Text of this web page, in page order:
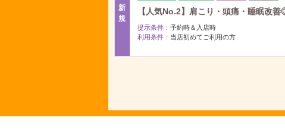
新
規
【人気No.2】肩こり・頭痛・睡眠改
提示条件： 予約時＆入店時
利用条件： 当店初めてご利用の方